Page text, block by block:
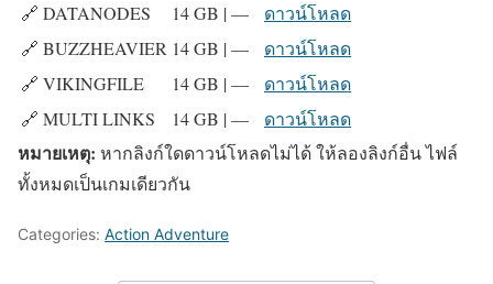
🔗 DATANODES
14 GB | —
ดาวน์โหลด
🔗 BUZZHEAVIER 14 GB | —
ดาวน์โหลด
🔗 VIKINGFILE
14 GB | —
ดาวน์โหลด
🔗 MULTI LINKS
14 GB | — ดาวน์โหลด
หมายเหตุ: หากลิงก์ใดดาวน์โหลดไม่ได้ ให้ลองลิงก์อื่น ไฟล์
ทั้งหมดเป็นเกมเดียวกัน
Categories: Action Adventure